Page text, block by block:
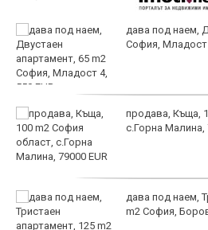
дава под наем,
София, Младост
продава, Къща,
с.Горна Малина,
дава под наем,
m2 София,